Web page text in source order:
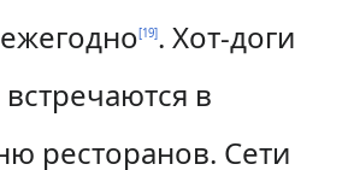
[19]. Хот-доги
в
ресторанов. Сети